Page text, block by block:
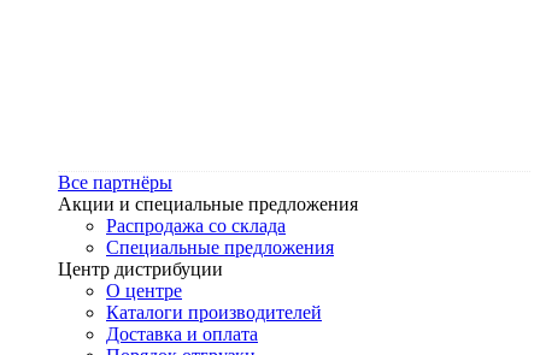
Все партнёры
Акции и специальные предложения
Распродажа со склада
Специальные предложения
Центр дистрибуции
О центре
Каталоги производителей
Доставка и оплата